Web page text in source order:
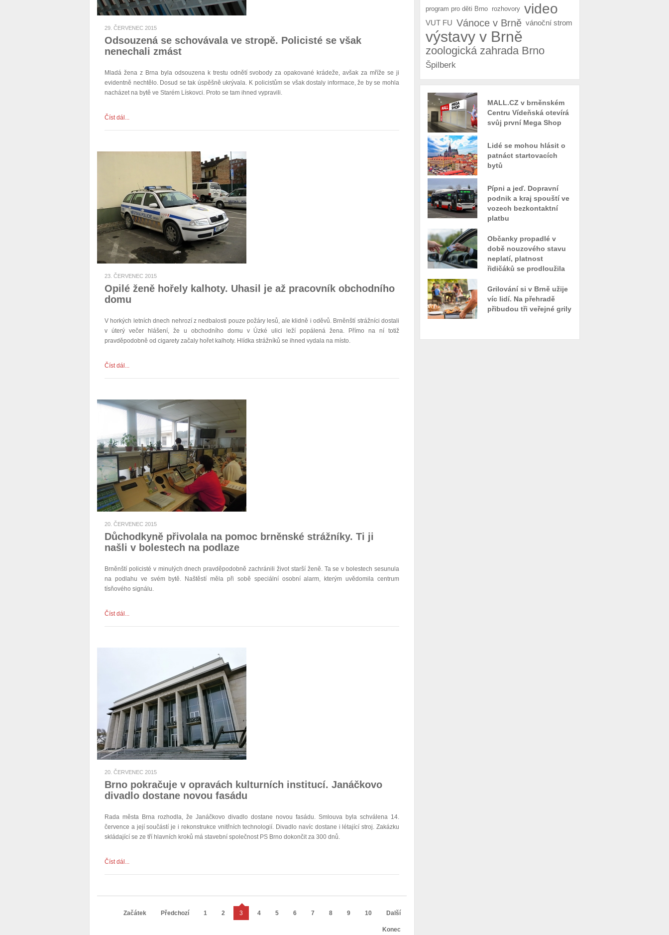
29. ČERVENEC 2015
Odsouzená se schovávala ve stropě. Policisté se však
nenechali zmást
Mladá žena z Brna byla odsouzena k trestu odnětí svobody za opakované krádeže, avšak za mříže se ji
evidentně nechtělo. Dosud se tak úspěšně ukrývala. K policistům se však dostaly informace, že by se mohla
nacházet na bytě ve Starém Lískovci. Proto se tam ihned vypravili.
Číst dál...
23. ČERVENEC 2015
Opilé ženě hořely kalhoty. Uhasil je až pracovník obchodního
domu
V horkých letních dnech nehrozí z nedbalosti pouze požáry lesů, ale klidně i oděvů. Brněnští strážníci dostali
v úterý večer hlášení, že u obchodního domu v Úzké ulici leží popálená žena. Přímo na ní totiž
pravděpodobně od cigarety začaly hořet kalhoty. Hlídka strážníků se ihned vydala na místo.
Číst dál...
20. ČERVENEC 2015
Důchodkyně přivolala na pomoc brněnské strážníky. Ti ji
našli v bolestech na podlaze
Brněnští policisté v minulých dnech pravděpodobně zachránili život starší ženě. Ta se v bolestech sesunula
na podlahu ve svém bytě. Naštěstí měla při sobě speciální osobní alarm, kterým uvědomila centrum
tísňového signálu.
Číst dál...
20. ČERVENEC 2015
Brno pokračuje v opravách kulturních institucí. Janáčkovo
divadlo dostane novou fasádu
Rada města Brna rozhodla, že Janáčkovo divadlo dostane novou fasádu. Smlouva byla schválena 14.
července a její součástí je i rekonstrukce vnitřních technologií. Divadlo navíc dostane i létající stroj. Zakázku
skládající se ze tří hlavních kroků má stavební společnost PS Brno dokončit za 300 dnů.
Číst dál...
Začátek Předchozí 1 2 3 4 5 6 7 8 9 10 Další
Konec
program pro děti Brno rozhovory video
VUT FU Vánoce v Brně vánoční strom
výstavy v Brně
zoologická zahrada Brno
Špilberk
MALL.CZ v brněnském
Centru Vídeňská otevírá
svůj první Mega Shop
Lidé se mohou hlásit o
patnáct startovacích
bytů
Pípni a jeď. Dopravní
podnik a kraj spouští ve
vozech bezkontaktní
platbu
Občanky propadlé v
době nouzového stavu
neplatí, platnost
řidičáků se prodloužila
Grilování si v Brně užije
víc lidí. Na přehradě
přibudou tři veřejné grily